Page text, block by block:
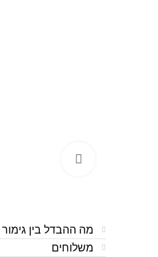
מה ההבדל בין גימור
משלוחים